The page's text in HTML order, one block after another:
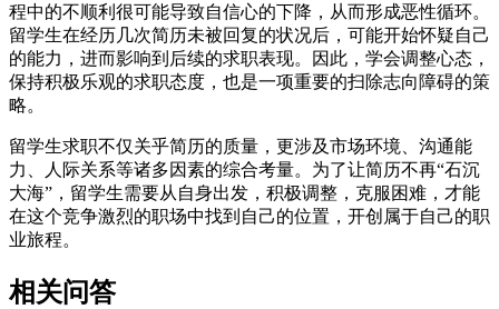
程中的不顺利很可能导致自信心的下降，从而形成恶性循环。
留学生在经历几次简历未被回复的状况后，可能开始怀疑自己
的能力，进而影响到后续的求职表现。因此，学会调整心态，
保持积极乐观的求职态度，也是一项重要的扫除志向障碍的策
略。
留学生求职不仅关乎简历的质量，更涉及市场环境、沟通能
力、人际关系等诸多因素的综合考量。为了让简历不再“石沉
大海”，留学生需要从自身出发，积极调整，克服困难，才能
在这个竞争激烈的职场中找到自己的位置，开创属于自己的职
业旅程。
相关问答